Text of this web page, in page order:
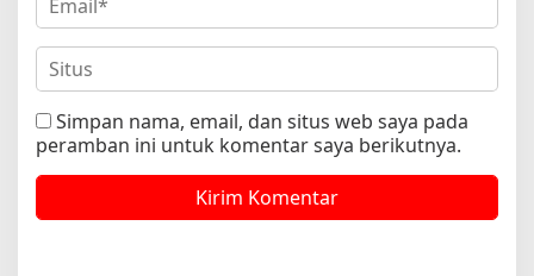
Simpan nama, email, dan situs web saya pada
peramban ini untuk komentar saya berikutnya.